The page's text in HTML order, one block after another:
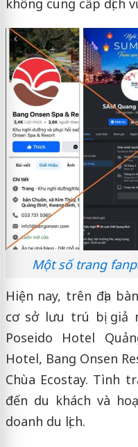
không cung cấp dịch
Một số trang
Hiện nay, trên địa
cơ sở lưu trú bị giả
Poseido Hotel
Hotel, Bang Onsen
Chùa Ecostay. Tình
đến du khách và
doanh du lịch.